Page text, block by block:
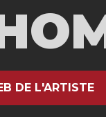
DE L'ARTISTE